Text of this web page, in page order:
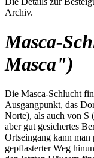
Archiv.
Masca-
Masca")
Die Masca-Schlucht
Ausgangpunkt, das
Norte), als auch von S
aber gut gesichertes
Ortseingang kann
gepflasterter Weg